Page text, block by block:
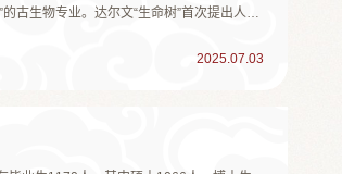
古生物专业。达尔文“生命树”首次提出人类
2025.07.03